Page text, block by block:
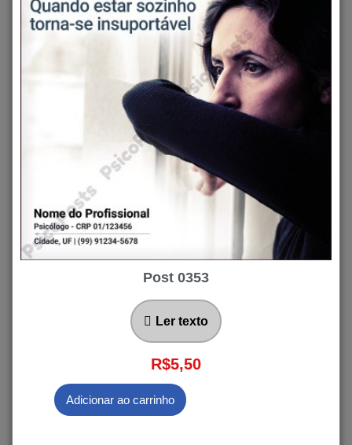
Post 0353
Ler texto
R$5,50
Adicionar ao carrinho